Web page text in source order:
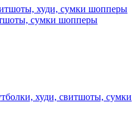
худи, сумки шопперы
сумки шопперы
худи, свитшоты, сумки